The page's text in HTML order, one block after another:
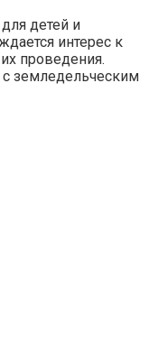
детей и
интерес к
проведения.
земледельческим